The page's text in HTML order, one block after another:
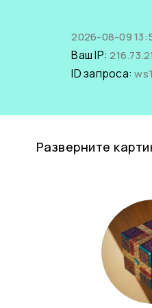
2026-08-09
Ваш IP:
ID запроса:
Разверните